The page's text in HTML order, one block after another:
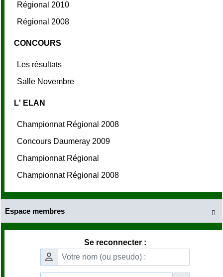
Régional 2010
Régional 2008
CONCOURS
Les résultats
Salle Novembre
L' ELAN
Championnat Régional 2008
Concours Daumeray 2009
Championnat Régional
Championnat Régional 2008

Espace membres
Se reconnecter :